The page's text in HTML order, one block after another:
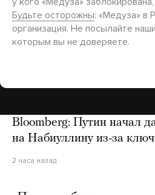
Будьте осторожны: «Медуза» в
организация. Не посылайте
которым вы не доверяете.
Bloomberg: Путин начал
на Набиуллину из-за
2 часа назад